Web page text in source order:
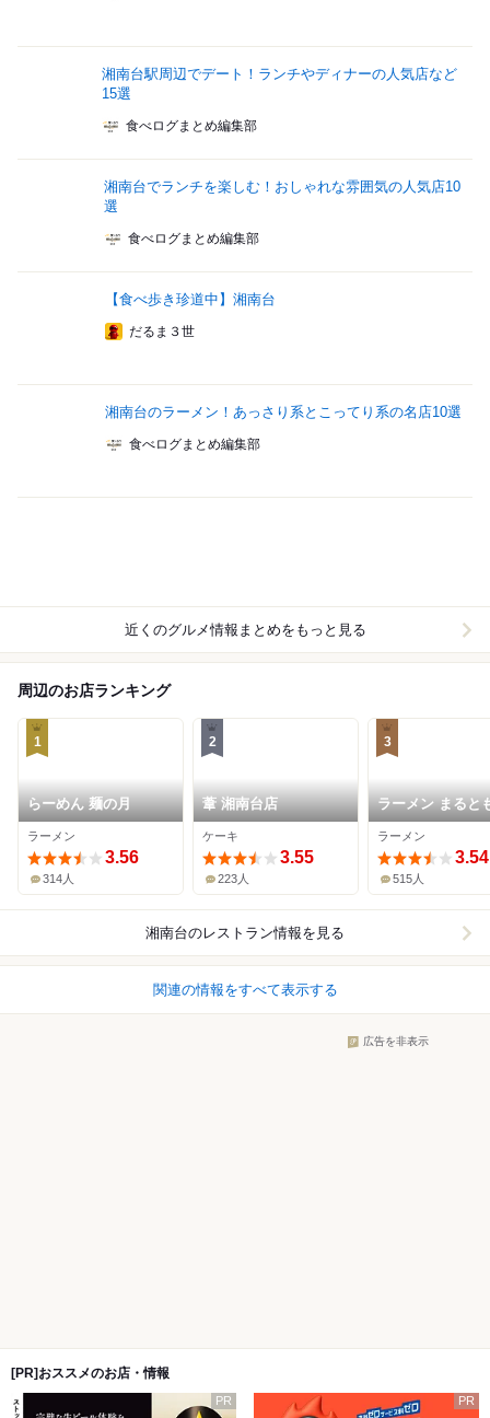
湘南台駅周辺でデート！ランチやディナーの人気店など
15選
食べログまとめ編集部
湘南台でランチを楽しむ！おしゃれな雰囲気の人気店10
選
食べログまとめ編集部
【食べ歩き珍道中】湘南台
だるま３世
湘南台のラーメン！あっさり系とこってり系の名店10選
食べログまとめ編集部
近くのグルメ情報まとめをもっと見る
周辺のお店ランキング
1
らーめん 麺の月
ラーメン
3.56
314人
2
葦 湘南台店
ケーキ
3.55
223人
3
ラーメン まると
ラーメン
3.54
515人
湘南台のレストラン情報を見る
関連の情報をすべて表示する
広告を非表示
[PR]おススメのお店・情報
PR PR